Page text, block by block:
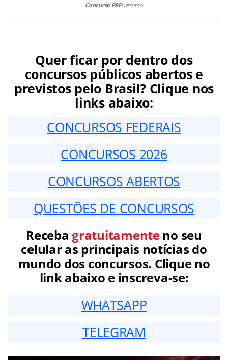
Concurso PRF:resumo
Quer ficar por dentro dos
concursos públicos abertos e
previstos pelo Brasil? Clique nos
links abaixo:
CONCURSOS FEDERAIS
CONCURSOS 2026
CONCURSOS ABERTOS
QUESTÕES DE CONCURSOS
Receba gratuitamenteno seu
celular as principais notícias do
mundo dos concursos. Clique no
link abaixo e inscreva-se:
WHATSAPP
TELEGRAM